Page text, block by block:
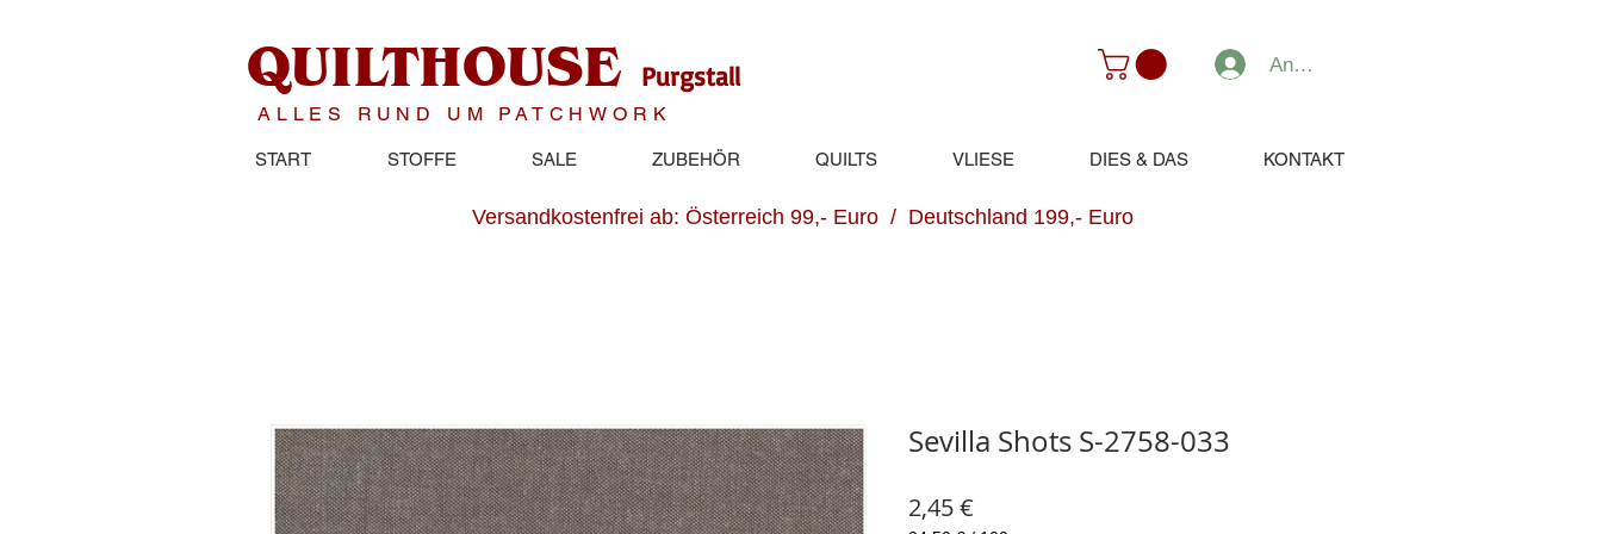
QUILTHOUSE Purgstall
ALLES RUND UM PATCHWORK
Anmelden
START STOFFE SALE ZUBEHÖR QUILTS VLIESE DIES & DAS KONTAKT
Versandkostenfrei ab: Österreich 99,- Euro / Deutschland 199,- Euro
Sevilla Shots S-2758-033
2,45 €